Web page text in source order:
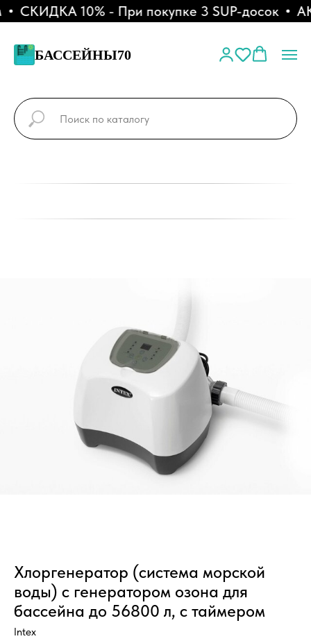
СКИДКА 10% - При покупке 3 SUP-досок
БАССЕЙНЫ70
Хлоргенератор (система морской
воды) с генератором озона для
бассейна до 56800 л, с таймером
Intex